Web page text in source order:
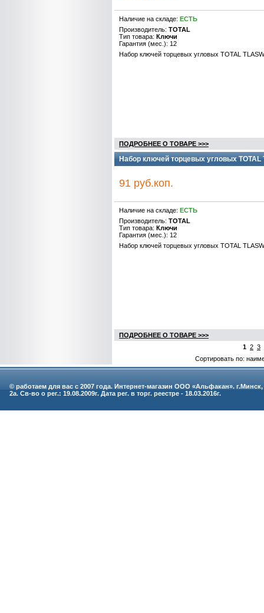
Наличие на складе: ЕСТЬ
Производитель: TOTAL
Тип товара: Ключи
Гарантия (мес.): 12
Набор ключей торцевых угловых TOTAL
ПОДРОБНЕЕ О ТОВАРЕ >>>
Набор ключей торцевых угловых TOTAL
91 руб.коп.
Наличие на складе: ЕСТЬ
Производитель: TOTAL
Тип товара: Ключи
Гарантия (мес.): 12
Набор ключей торцевых угловых TOTAL
ПОДРОБНЕЕ О ТОВАРЕ >>>
1 2 3
Сортировать по:
© работаем для вас с 2007 года. Интернет-магазин ООО «Альфакан».
2а. Св-во о рег.: 19.08.2009г. Дата рег. в торг. реестре - 18.03.2016г.